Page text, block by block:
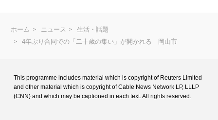
ホーム ニュース
生活・話題
4年ぶり合同での「二十歳の集い」が開かれる 岡山市
This programme includes material which is copyright of Reuters Limited
and other material which is copyright of Cable News Network LP, LLLP
(CNN) and which may be captioned in each text. All rights reserved.